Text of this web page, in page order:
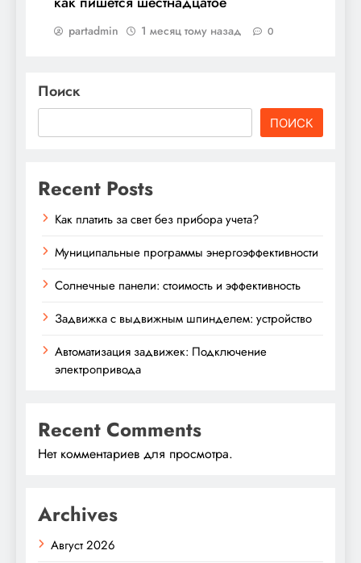
partadmin 1 месяц тому назад 0
Поиск
ПОИСК
Recent Posts
Как платить за свет без прибора учета?
Муниципальные программы энергоэффективности
Солнечные панели: стоимость и эффективность
Задвижка с выдвижным шпинделем: устройство
Автоматизация задвижек: Подключение
электропривода
Recent Comments
Нет комментариев для просмотра.
Archives
Август 2026